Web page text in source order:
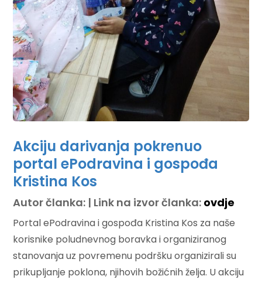
Akciju darivanja pokrenuo
portal ePodravina i gospođa
Kristina Kos
Autor članka: | Link na izvor članka: ovdje
Portal ePodravina i gospođa Kristina Kos za naše
korisnike poludnevnog boravka i organiziranog
stanovanja uz povremenu podršku organizirali su
prikupljanje poklona, njihovih božićnih želja. U akciju